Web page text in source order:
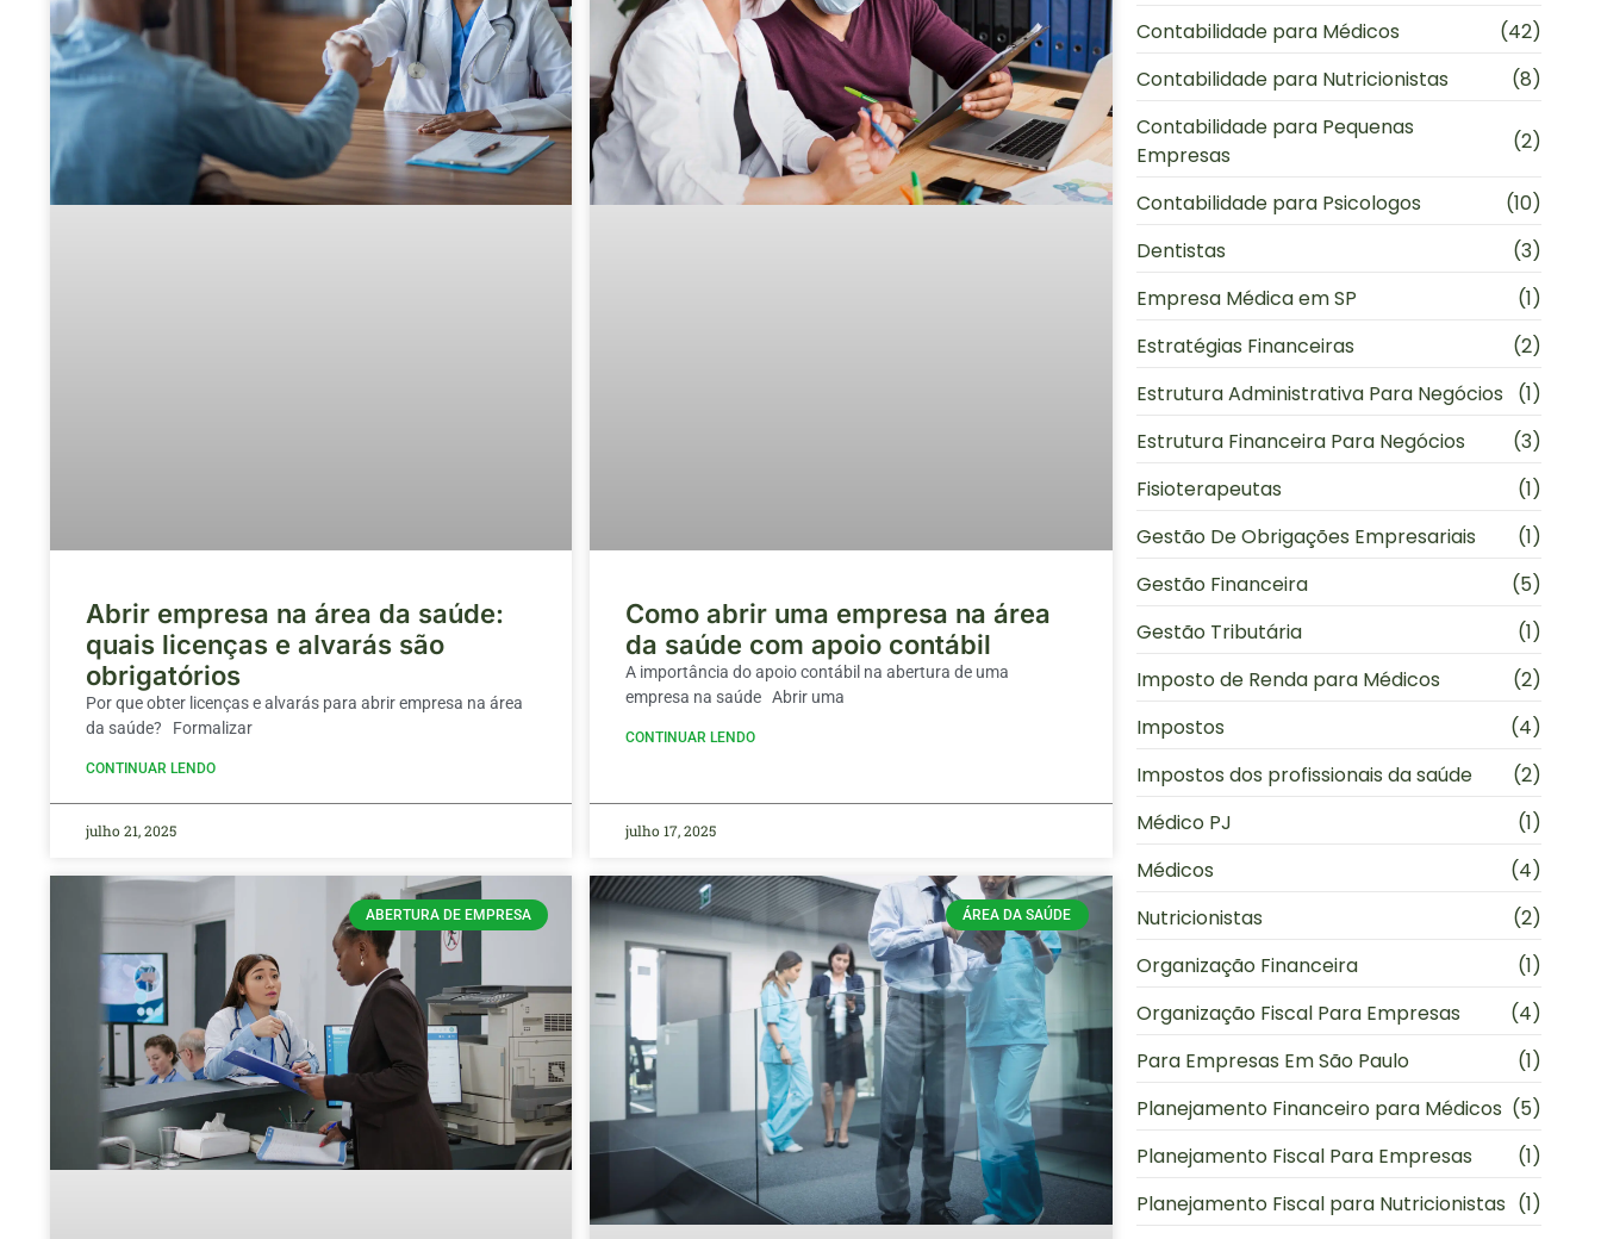
Abrir empresa na área da saúde:
quais licenças e alvarás são
obrigatórios
Por que obter licenças e alvarás para abrir empresa na área
da saúde? Formalizar
CONTINUAR LENDO
julho 21, 2025
Como abrir uma empresa na área
da saúde com apoio contábil
A importância do apoio contábil na abertura de uma
empresa na saúde Abrir uma
CONTINUAR LENDO
julho 17, 2025
ABERTURA DE EMPRESA ÁREA DA SAÚDE
Contabilidade para Médicos
(42)
Contabilidade para Nutricionistas
(8)
Contabilidade para Pequenas
Empresas
(2)
Contabilidade para Psicologos
(10)
Dentistas
(3)
Empresa Médica em SP
(1)
Estratégias Financeiras
(2)
Estrutura Administrativa Para Negócios
(1)
Estrutura Financeira Para Negócios
(3)
Fisioterapeutas
(1)
Gestão De Obrigações Empresariais
(1)
Gestão Financeira
(5)
Gestão Tributária
(1)
Imposto de Renda para Médicos
(2)
Impostos
(4)
Impostos dos profissionais da saúde
(2)
Médico PJ
(1)
Médicos
(4)
Nutricionistas
(2)
Organização Financeira
(1)
Organização Fiscal Para Empresas
(4)
Para Empresas Em São Paulo
(1)
Planejamento Financeiro para Médicos (5)
Planejamento Fiscal Para Empresas
(1)
Planejamento Fiscal para Nutricionistas (1)